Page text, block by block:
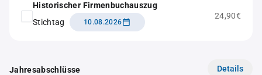
Historischer Firmenbuchauszug
Stichtag
10.08.2026
24,90€
Jahresabschlüsse Details